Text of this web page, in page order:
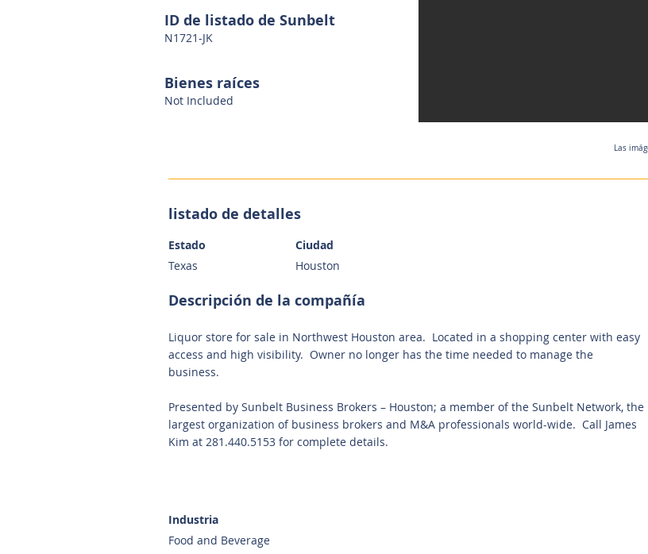
ID de listado de Sunbelt
N1721-JK
Bienes raíces
Not Included
Las
listado de detalles
Estado
Ciudad
Texas
Houston
Descripción de la compañía
Liquor store for sale in Northwest Houston area. Located in a shopping center with easy
access and high visibility. Owner no longer has the time needed to manage the
business.
Presented by Sunbelt Business Brokers – Houston; a member of the Sunbelt Network, the
largest organization of business brokers and M&A professionals world-wide. Call James
Kim at 281.440.5153 for complete details.
Industria
Food and Beverage